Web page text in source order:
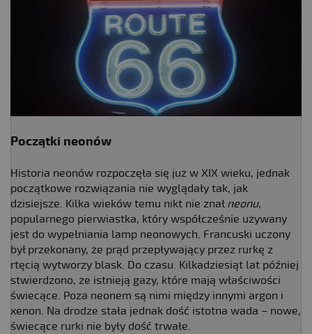
Początki neonów
Historia neonów rozpoczęła się już w XIX wieku, jednak
początkowe rozwiązania nie wyglądały tak, jak
dzisiejsze. Kilka wieków temu nikt nie znał neonu,
popularnego pierwiastka, który współcześnie używany
jest do wypełniania lamp neonowych. Francuski uczony
był przekonany, że prąd przepływający przez rurkę z
rtęcią wytworzy blask. Do czasu. Kilkadziesiąt lat później
stwierdzono, że istnieją gazy, które mają właściwości
świecące. Poza neonem są nimi między innymi argon i
xenon. Na drodze stała jednak dość istotna wada – nowe,
świecące rurki nie były dość trwałe.